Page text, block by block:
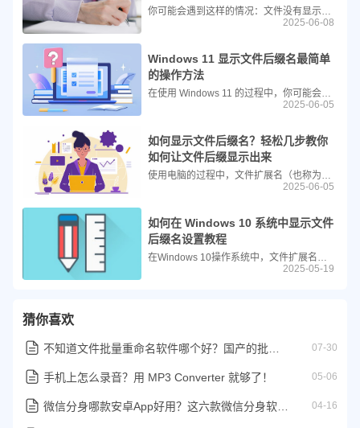
2025-06-08
Windows 11 显示文件后缀名最简单
的操作方法
2025-06-05
如何显示文件后缀名？轻松几步教你
如何让文件后缀显示出来
2025-06-05
如何在 Windows 10 系统中显示文件
后缀名设置教程
2025-05-19
猜你喜欢
07-30
手机上怎么录音？用 MP3 Converter 就够了！ 05-06
04-16